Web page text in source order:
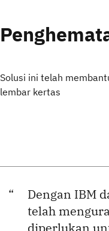
Solusi ini telah
lembar kertas
Dengan IBM
telah
diperlukan